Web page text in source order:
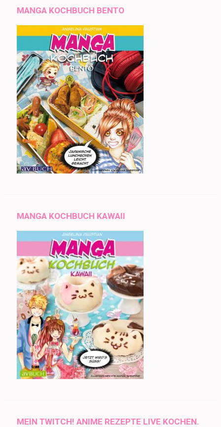
MANGA KOCHBUCH BENTO
MANGA KOCHBUCH KAWAII
MEIN TWITCH! ANIME REZEPTE LIVE KOCHEN.